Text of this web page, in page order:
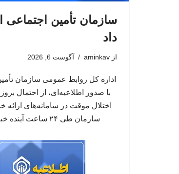
سازمان تأمین اجتماعی
داد
از aminkav آگوست 6, 2026
اداره کل روابط عمومی سازمان
با صدور اطلاعیه‌ای، از احتمال
اختلال موقت در سامانه‌های ارائه
سازمان طی ۲۴ ساعت آینده خبر داد.